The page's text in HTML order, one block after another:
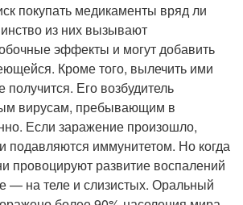
покупать медикаменты вряд ли
из них вызывают
эффекты и могут добавить
Кроме того, вылечить ими
получится. Его возбудитель
вирусам, пребывающим в
Если заражение произошло,
подавляются иммунитетом. Но когда
провоцируют развитие воспалений
— на теле и слизистых. Оральный